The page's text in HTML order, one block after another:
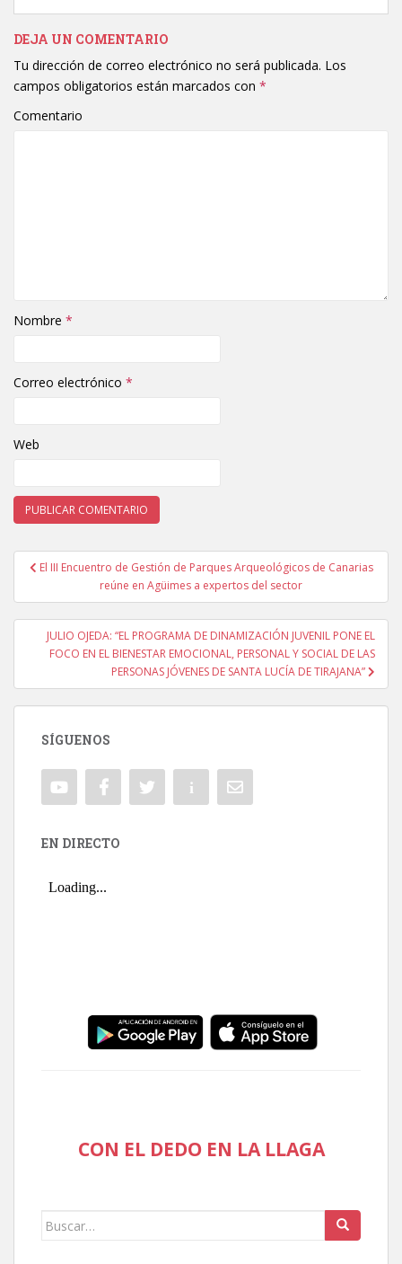
DEJA UN COMENTARIO
Tu dirección de correo electrónico no será publicada. Los
campos obligatorios están marcados con *
Comentario
Nombre *
Correo electrónico *
Web
Navegación de entradas
El III Encuentro de Gestión de Parques Arqueológicos de Canarias
reúne en Agüimes a expertos del sector
JULIO OJEDA: “EL PROGRAMA DE DINAMIZACIÓN JUVENIL PONE EL
FOCO EN EL BIENESTAR EMOCIONAL, PERSONAL Y SOCIAL DE LAS
PERSONAS JÓVENES DE SANTA LUCÍA DE TIRAJANA”
SÍGUENOS
EN DIRECTO
CON EL DEDO EN LA LLAGA
Buscar: